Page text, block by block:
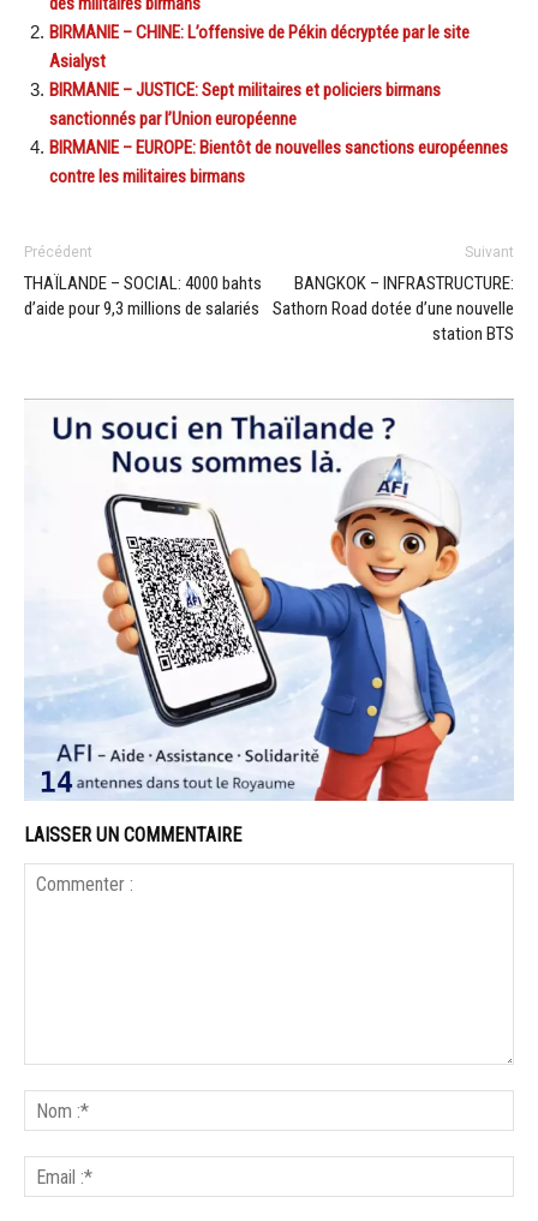
BIRMANIE – CHINE: L’offensive de Pékin décryptée par le site
Asialyst
BIRMANIE – JUSTICE: Sept militaires et policiers birmans
sanctionnés par l’Union européenne
BIRMANIE – EUROPE: Bientôt de nouvelles sanctions européennes
contre les militaires birmans
Précédent
THAÏLANDE – SOCIAL: 4000 bahts
d’aide pour 9,3 millions de salariés
Suivant
BANGKOK – INFRASTRUCTURE:
Sathorn Road dotée d’une nouvelle
station BTS
LAISSER UN COMMENTAIRE